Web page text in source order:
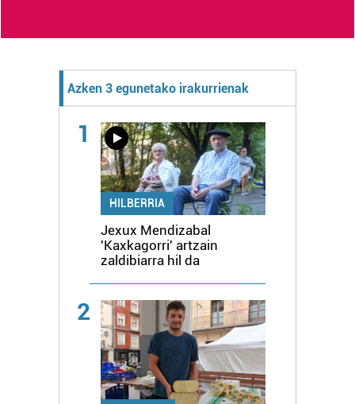
Azken 3 egunetako irakurrienak
1
HILBERRIA
Jexux Mendizabal
'Kaxkagorri' artzain
zaldibiarra hil da
2